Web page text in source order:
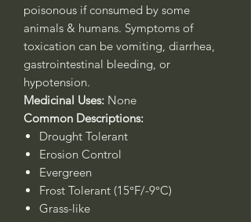
poisonous if consumed by some
animals & humans. Symptoms of
toxication can be vomiting, diarrhea,
gastrointestinal bleeding, or
hypotension.
Medicinal Uses: None
Common Descriptions:
Drought Tolerant
Erosion Control
Evergreen
Frost Tolerant (15°F/-9°C)
Grass-like